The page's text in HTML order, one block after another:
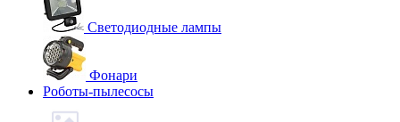
Светодиодные лампы
Фонари
Роботы-пылесосы